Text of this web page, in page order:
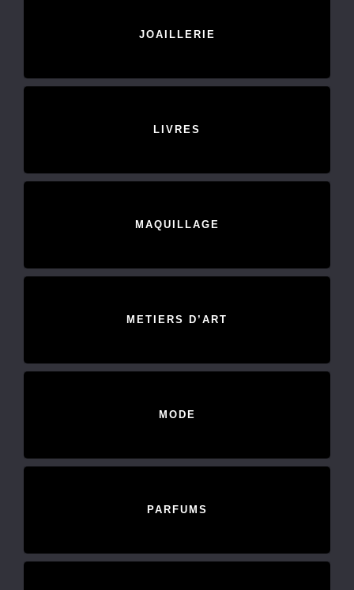
JOAILLERIE
LIVRES
MAQUILLAGE
METIERS D’ART
MODE
PARFUMS